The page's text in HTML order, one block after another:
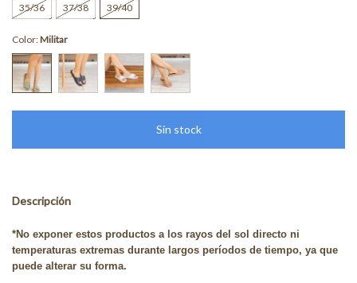
35/36 37/38 39/40
Color:Militar
Descripción
*No exponer estos productos a los rayos del sol directo ni
temperaturas extremas durante largos períodos de tiempo, ya que
puede alterar su forma.